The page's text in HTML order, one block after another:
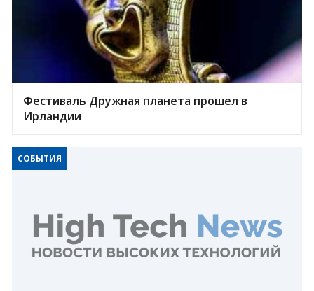
Фестиваль Дружная планета прошел в
Ирландии
СОБЫТИЯ